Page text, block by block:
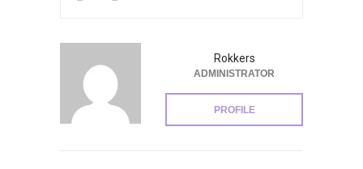
Rokkers
ADMINISTRATOR
PROFILE